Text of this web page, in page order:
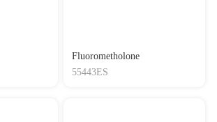
Fluorometholone
55443ES